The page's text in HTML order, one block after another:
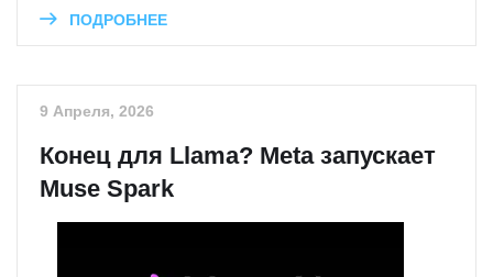
ПОДРОБНЕЕ
9 Апреля, 2026
Конец для Llama? Meta запускает
Muse Spark